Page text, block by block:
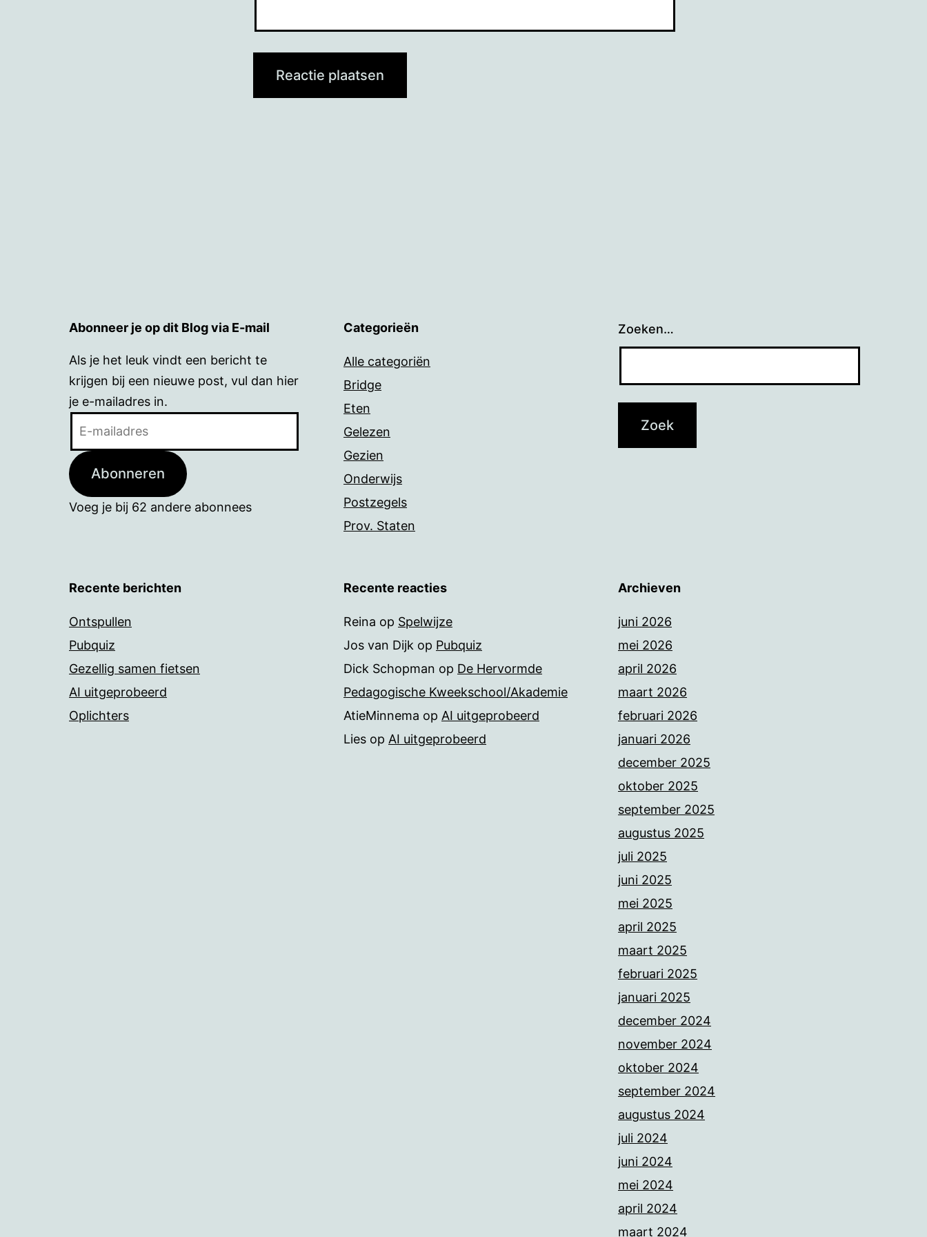
Abonneer je op dit Blog via E-mail
Als je het leuk vindt een bericht te
krijgen bij een nieuwe post, vul dan hier
je e-mailadres in.
Abonneren
Voeg je bij 62 andere abonnees
Categorieën
Alle categoriën
Bridge
Eten
Gelezen
Gezien
Onderwijs
Postzegels
Prov. Staten
Zoeken…
Recente berichten
Ontspullen
Pubquiz
Gezellig samen fietsen
AI uitgeprobeerd
Oplichters
Recente reacties
Reina op Spelwijze
Jos van Dijk op Pubquiz
Dick Schopman op De Hervormde
Pedagogische Kweekschool/Akademie
AtieMinnema op AI uitgeprobeerd
Lies op AI uitgeprobeerd
Archieven
juni 2026
mei 2026
april 2026
maart 2026
februari 2026
januari 2026
december 2025
oktober 2025
september 2025
augustus 2025
juli 2025
juni 2025
mei 2025
april 2025
maart 2025
februari 2025
januari 2025
december 2024
november 2024
oktober 2024
september 2024
augustus 2024
juli 2024
juni 2024
mei 2024
april 2024
maart 2024